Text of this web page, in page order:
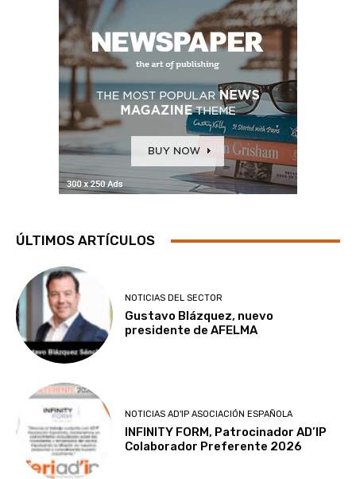
ÚLTIMOS ARTÍCULOS
NOTICIAS DEL SECTOR
Gustavo Blázquez, nuevo
presidente de AFELMA
NOTICIAS AD'IP ASOCIACIÓN ESPAÑOLA
INFINITY FORM, Patrocinador AD’IP
Colaborador Preferente 2026